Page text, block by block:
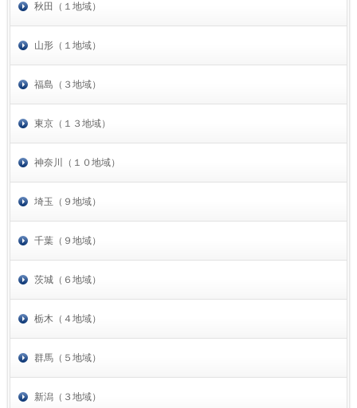
秋田（１地域）
山形（１地域）
福島（３地域）
東京（１３地域）
神奈川（１０地域）
埼玉（９地域）
千葉（９地域）
茨城（６地域）
栃木（４地域）
群馬（５地域）
新潟（３地域）